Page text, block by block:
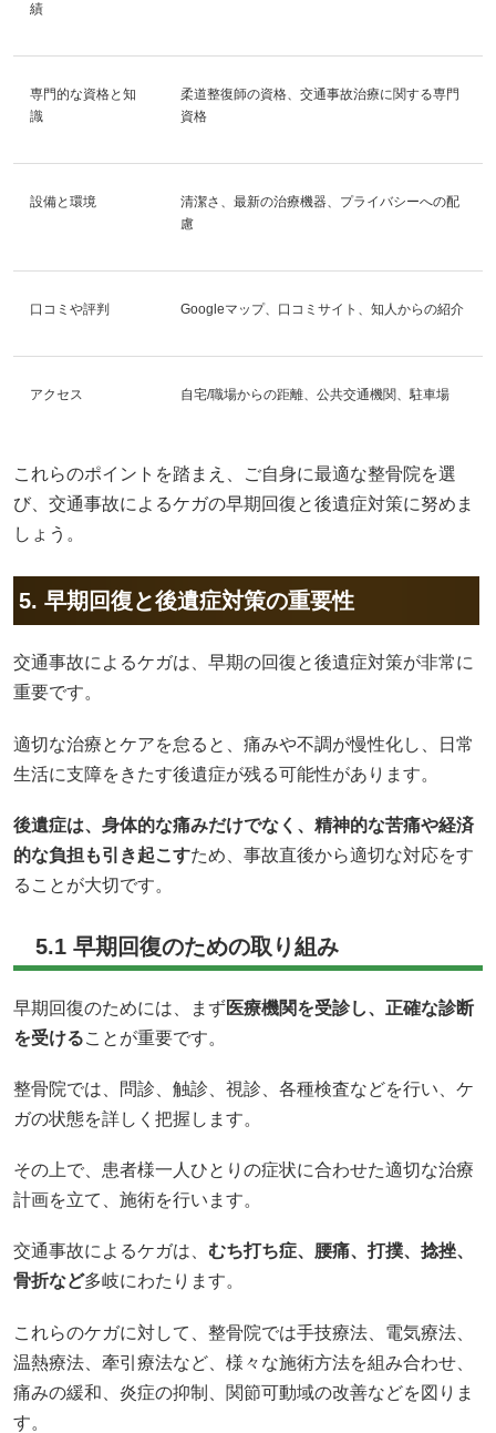
績
専門的な資格と知
識
柔道整復師の資格、交通事故治療に関する専門
資格
設備と環境
清潔さ、最新の治療機器、プライバシーへの配
慮
口コミや評判 Googleマップ、口コミサイト、知人からの紹介
アクセス 自宅/職場からの距離、公共交通機関、駐車場
これらのポイントを踏まえ、ご自身に最適な整骨院を選
び、交通事故によるケガの早期回復と後遺症対策に努めま
しょう。
5. 早期回復と後遺症対策の重要性
交通事故によるケガは、早期の回復と後遺症対策が非常に
重要です。
適切な治療とケアを怠ると、痛みや不調が慢性化し、日常
生活に支障をきたす後遺症が残る可能性があります。
後遺症は、身体的な痛みだけでなく、精神的な苦痛や経済
的な負担も引き起こすため、事故直後から適切な対応をす
ることが大切です。
5.1 早期回復のための取り組み
早期回復のためには、まず医療機関を受診し、正確な診断
を受けることが重要です。
整骨院では、問診、触診、視診、各種検査などを行い、ケ
ガの状態を詳しく把握します。
その上で、患者様一人ひとりの症状に合わせた適切な治療
計画を立て、施術を行います。
交通事故によるケガは、 むち打ち症、腰痛、打撲、捻挫、
骨折など多岐にわたります。
これらのケガに対して、整骨院では手技療法、電気療法、
温熱療法、牽引療法など、様々な施術方法を組み合わせ、
痛みの緩和、炎症の抑制、関節可動域の改善などを図りま
す。